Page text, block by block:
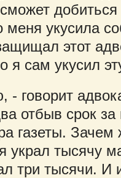
укусила
этот
я сам укусил
говорит
отбыв срок за
газеты. Зачем
украл тысячу
три тысячи. И